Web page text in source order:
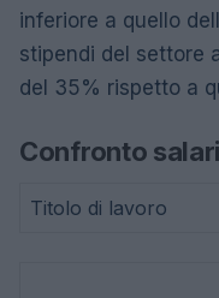
inferiore a quello
stipendi del settore
del 35% rispetto a
Confronto
Titolo di lavoro